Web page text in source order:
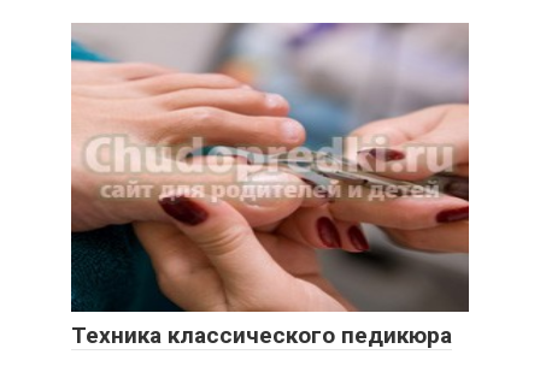
Техника классического педикюра